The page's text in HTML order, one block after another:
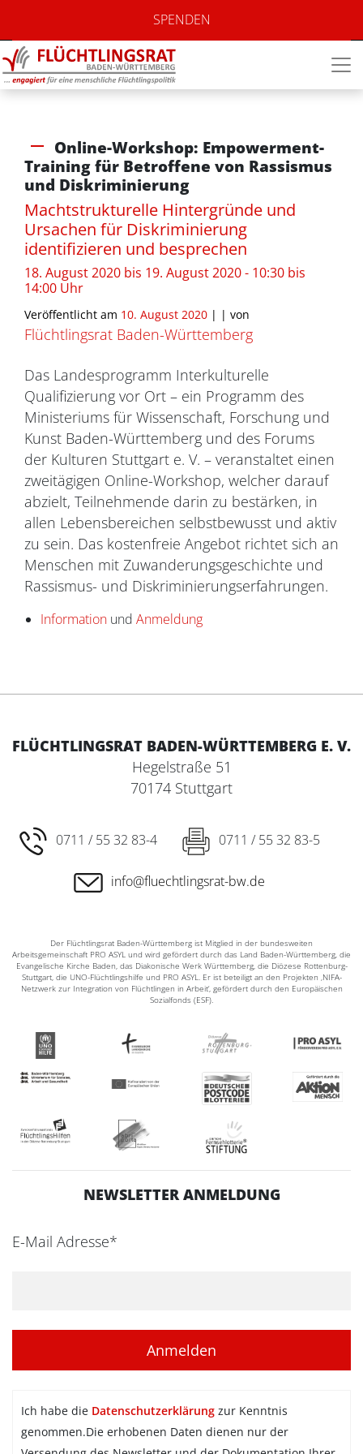
SPENDEN
Online-Workshop: Empowerment-
Training für Betroffene von Rassismus
und Diskriminierung
Machtstrukturelle Hintergründe und
Ursachen für Diskriminierung
identifizieren und besprechen
18. August 2020 bis 19. August 2020 - 10:30 bis
14:00 Uhr
Veröffentlicht am 10. August 2020 | | von
Flüchtlingsrat Baden-Württemberg
Das Landesprogramm Interkulturelle
Qualifizierung vor Ort – ein Programm des
Ministeriums für Wissenschaft, Forschung und
Kunst Baden-Württemberg und des Forums
der Kulturen Stuttgart e. V. – veranstaltet einen
zweitägigen Online-Workshop, welcher darauf
abzielt, Teilnehmende darin zu bestärken, in
allen Lebensbereichen selbstbewusst und aktiv
zu sein. Das kostenfreie Angebot richtet sich an
Menschen mit Zuwanderungsgeschichte und
Rassismus- und Diskriminierungserfahrungen.
Information und Anmeldung
FLÜCHTLINGSRAT BADEN-WÜRTTEMBERG E. V.
Hegelstraße 51
70174 Stuttgart
0711 / 55 32 83-4 0711 / 55 32 83-5
info@fluechtlingsrat-bw.de
Der Flüchtlingsrat Baden-Württemberg ist Mitglied in der bundesweiten
Arbeitsgemeinschaft PRO ASYL und wird gefördert durch das Land Baden-Württemberg, die
Evangelische Kirche Baden, das Diakonische Werk Württemberg, die Diözese Rottenburg-
Stuttgart, die UNO-Flüchtlingshilfe und PRO ASYL. Er ist beteiligt an den Projekten ‚NIFA-
Netzwerk zur Integration von Flüchtlingen in Arbeit‘, gefördert durch den Europäischen
Sozialfonds (ESF).
NEWSLETTER ANMELDUNG
E-Mail Adresse*
Ich habe die Datenschutzerklärung zur Kenntnis
genommen.Die erhobenen Daten dienen nur der